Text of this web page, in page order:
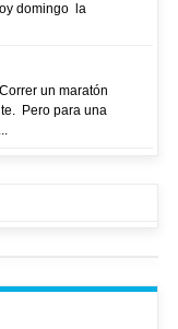
domingo la
un maratón
Pero para una